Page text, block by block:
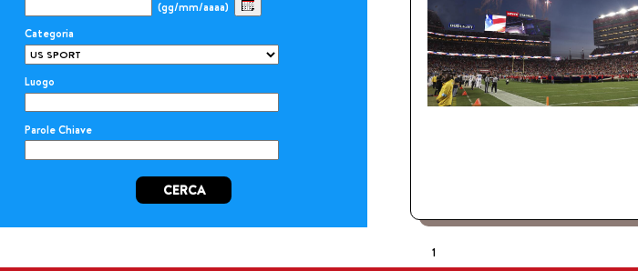
(gg/mm/aaaa)
Categoria
Luogo
Parole Chiave
CERCA
1